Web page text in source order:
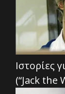
Ιστορίες
(“Jack the